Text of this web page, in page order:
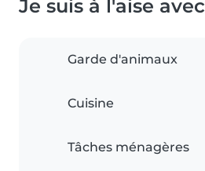
Je suis à l'aise avec
Garde d'animaux
Cuisine
Tâches ménagères